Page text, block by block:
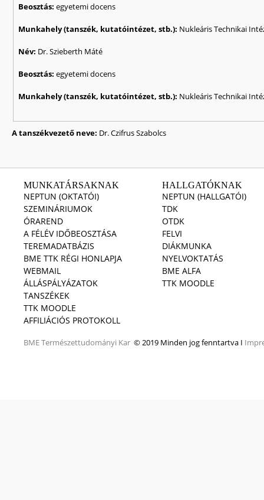
Beosztás:egyetemi docens
Munkahely (tanszék, kutatóintézet, stb.): Nukleáris Technikai
Név: Dr. Szieberth Máté
Beosztás:egyetemi docens
Munkahely (tanszék, kutatóintézet, stb.): Nukleáris Technikai
A tanszékvezető neve: Dr. Czifrus Szabolcs
MUNKATÁRSAKNAK
NEPTUN (OKTATÓI)
SZEMINÁRIUMOK
ÓRAREND
A FÉLÉV IDŐBEOSZTÁSA
TEREMADATBÁZIS
BME TTK RÉGI HONLAPJA
WEBMAIL
ÁLLÁSPÁLYÁZATOK
TANSZÉKEK
TTK MOODLE
AFFILIÁCIÓS PROTOKOLL
BMETermészettudományi Kar © 2019 Minden jog fenntartva I
HALLGATÓKNAK
NEPTUN (HALLGATÓI)
TDK
OTDK
FELVI
DIÁKMUNKA
NYELVOKTATÁS
BME ALFA
TTK MOODLE